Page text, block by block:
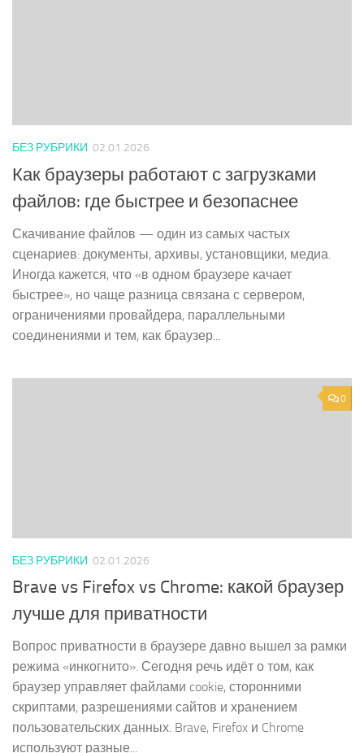
БЕЗ РУБРИКИ 02.01.2026
Как браузеры работают с загрузками
файлов: где быстрее и безопаснее
Скачивание файлов — один из самых частых
сценариев: документы, архивы, установщики, медиа.
Иногда кажется, что «в одном браузере качает
быстрее», но чаще разница связана с сервером,
ограничениями провайдера, параллельными
соединениями и тем, как браузер...
0
БЕЗ РУБРИКИ 02.01.2026
Brave vs Firefox vs Chrome: какой браузер
лучше для приватности
Вопрос приватности в браузере давно вышел за рамки
режима «инкогнито». Сегодня речь идёт о том, как
браузер управляет файлами cookie, сторонними
скриптами, разрешениями сайтов и хранением
пользовательских данных. Brave, Firefox и Chrome
используют разные...